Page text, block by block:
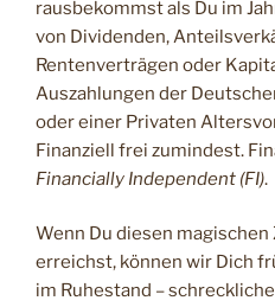
rausbekommst als Du im
von Dividenden,
Rentenverträgen oder
Auszahlungen der
oder einer Privaten
Finanziell frei zumindest.
Financially Independent (FI).
Wenn Du diesen
erreichst, können wir Dich
im Ruhestand –